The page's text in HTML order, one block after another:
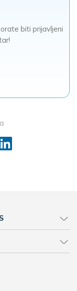
biti prijavljeni